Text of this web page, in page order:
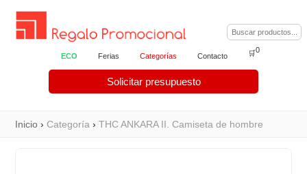
ECO Ferias Categorías Contacto
Solicitar presupuesto
🛒0
Inicio ›Categoría ›THC ANKARA II. Camiseta de hombre